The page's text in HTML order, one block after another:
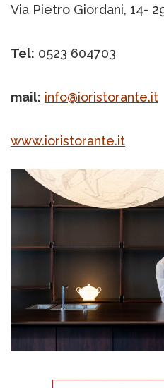
Via Pietro Giordani, 14-
Tel: 0523 604703
mail: info@ioristorante.it
www.ioristorante.it